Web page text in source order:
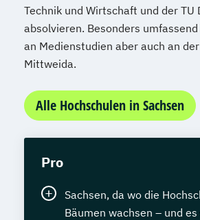
Technik und Wirtschaft und der TU
absolvieren. Besonders
an Medienstudien aber auch an
Mittweida.
Alle Hochschulen in Sachsen
Pro
Sachsen, da wo die
Bäumen wachsen – und